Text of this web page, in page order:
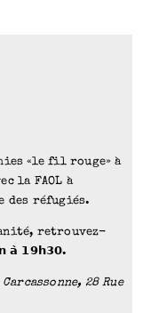
«le fil rouge» à
la FAOL à
des réfugiés.
retrouvez-
𝗮̀ 𝟭𝟵𝗵𝟯𝟬.
28 Rue